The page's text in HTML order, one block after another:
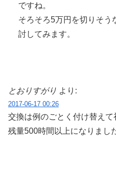
ですね。
そろそろ5万円を切りそう
討してみます。
とおりすがり より:
2017-06-17 00:26
交換は例のごとく付け替え
残量500時間以上になりまし